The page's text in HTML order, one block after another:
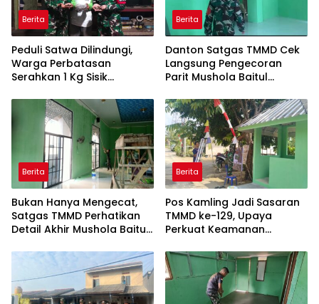
Berita
Peduli Satwa Dilindungi,
Warga Perbatasan
Serahkan 1 Kg Sisik
Pamtas RI-Malaysia
Yonarmed 19/Bogani
Berita
Danton Satgas TMMD Cek
Langsung Pengecoran
Parit Mushola Baitul
Berita
Bukan Hanya Mengecat,
Satgas TMMD Perhatikan
Detail Akhir Mushola Baitul
Berita
Pos Kamling Jadi Sasaran
TMMD ke-129, Upaya
Perkuat Keamanan